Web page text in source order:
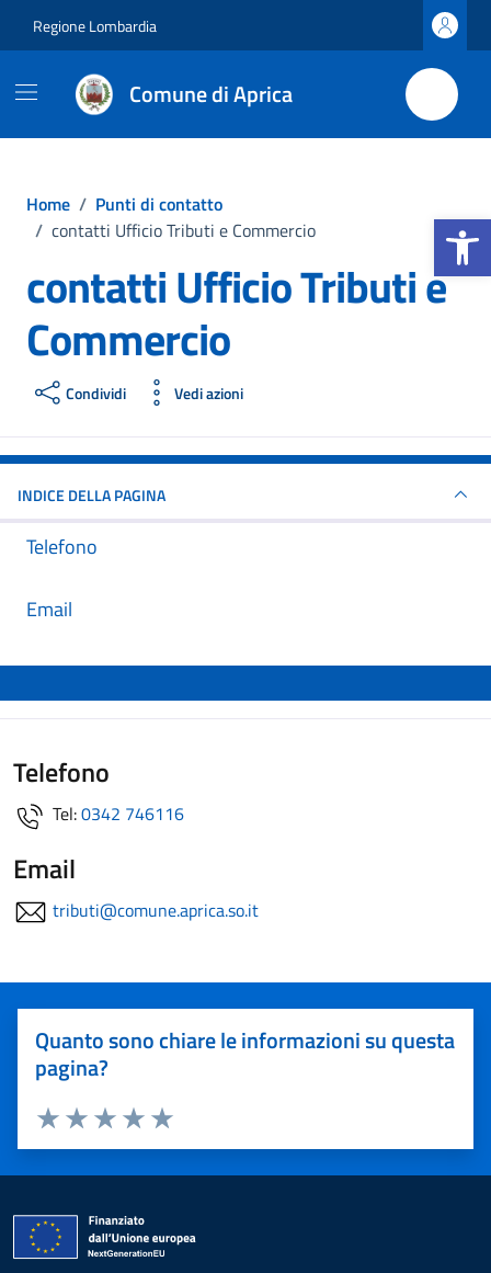
Apri la
Regione Lombardia
Comune di Aprica
Home / Punti di contatto
/ contatti Ufficio Tributi e Commercio
contatti Ufficio Tributi e
Commercio
Condividi Vedi azioni
INDICE DELLA PAGINA
Telefono
Email
Telefono
Tel:0342 746116
Email
tributi@comune.aprica.so.it
Quanto sono chiare le informazioni su questa
pagina?
Valuta 5 stelle su 5
Valuta 4 stelle su 5
Valuta 3 stelle su 5
Valuta 2 stelle su 5
Valuta 1 stelle su 5